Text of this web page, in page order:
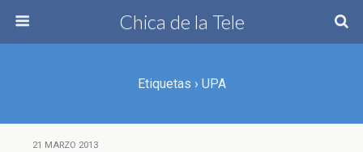
Chica de la Tele
Etiquetas › UPA
21 MARZO 2013